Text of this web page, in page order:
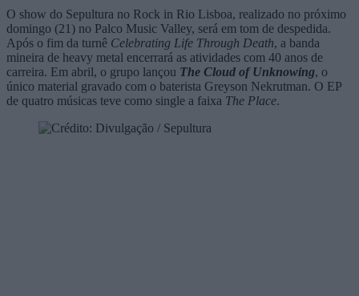
O show do Sepultura no Rock in Rio Lisboa, realizado no próximo
domingo (21) no Palco Music Valley, será em tom de despedida.
Após o fim da turnê Celebrating Life Through Death, a banda
mineira de heavy metal encerrará as atividades com 40 anos de
carreira. Em abril, o grupo lançou The Cloud of Unknowing, o
único material gravado com o baterista Greyson Nekrutman. O EP
de quatro músicas teve como single a faixa The Place.